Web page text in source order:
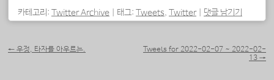
중...
카테고리: Twitter Archive 태그: Tweets, Twitter 댓글 남기기
← 우정, 타자를 아우르는.
Tweets for 2022-02-07 ~ 2022-02-
13 →